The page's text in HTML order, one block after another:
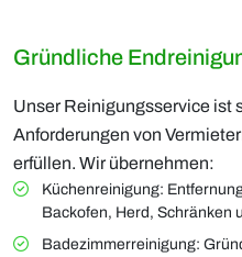
Gründliche
Unser Reinigungsservice ist
Anforderungen von
erfüllen. Wir übernehmen:
Küchenreinigung:
Backofen, Herd, Schränken
Badezimmerreinigung: